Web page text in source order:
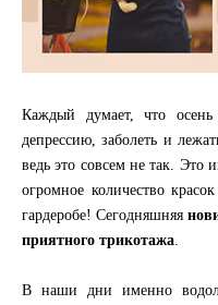
Каждый думает, что
депрессию, заболеть и
ведь это совсем не так. Это
огромное количество
гардеробе! Сегодняшняя
приятного трикотажа
В наши дни именно